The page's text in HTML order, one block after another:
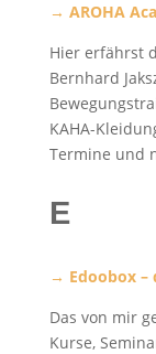
→ AROHA
Hier erfährst
Bernhard
KAHA-
Termine und
E
→ Edoobox –
Das von mir
Kurse,